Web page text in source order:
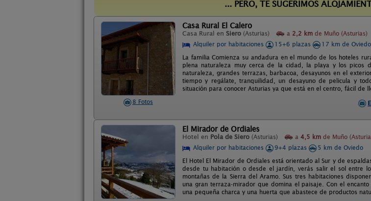
... PERO, TE SUGERIMOS
8 Fotos
Casa Rural El Calero
Casa Rural en Siero (Asturias) a 2,2 km de Muño (Asturias)
Alquiler por habitaciones
15+6 plazas
17 km de Oviedo
La familia Comienza su andadura en el mundo de los hoteles
plena naturaleza muy cerca de la cidad, la playa y los picos
naturaleza, grandes terrazas, barbacoa, desayunos en el
tiempo y regálate, tranquilidad, un desayuno de pelicula y
situación para conocer Asturias ya que está en el centro, fácil de
El Mirador de Ordiales
Hotel en Pola de Siero (Asturias) a 4,5 km de Muño
Alquiler por habitaciones
9+4 plazas
5 km de Oviedo
El Hotel El Mirador de Ordiales está orientado al Sur y de
desde tu habitación o desde el jardín, verás salir el sol entre
montañas de la Sierra del Aramo. Sus tres habitaciones
una gran terraza-mirador que domina el paisaje. Con el
una pequeña charca y una huerta que abastece de productos